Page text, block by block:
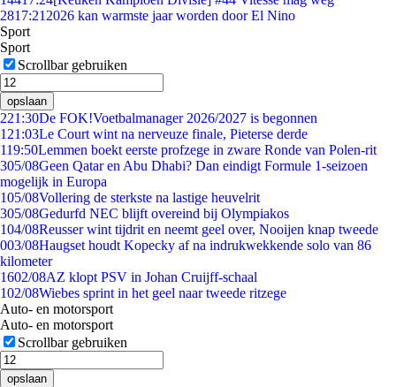
2817:21 2026 kan warmste jaar worden door El Nino
Sport
Sport
Scrollbar gebruiken
opslaan
221:30De FOK!Voetbalmanager 2026/2027 is begonnen
1 21:03Le Court wint na nerveuze finale, Pieterse derde
119:50Lemmen boekt eerste profzege in zware Ronde van Polen-rit
305/08Geen Qatar en Abu Dhabi? Dan eindigt Formule 1-seizoen
mogelijk in Europa
105/08Vollering de sterkste na lastige heuvelrit
305/08Gedurfd NEC blijft overeind bij Olympiakos
104/08Reusser wint tijdrit en neemt geel over, Nooijen knap tweede
003/08Haugset houdt Kopecky af na indrukwekkende solo van 86
kilometer
1602/08AZ klopt PSV in Johan Cruijff-schaal
102/08Wiebes sprint in het geel naar tweede ritzege
Auto- en motorsport
Auto- en motorsport
Scrollbar gebruiken
opslaan